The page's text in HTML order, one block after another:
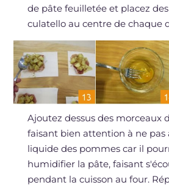
de pâte feuilletée et placez
culatello au centre de chaque
Ajoutez dessus des morceaux
faisant bien attention à ne
liquide des pommes car il
humidifier la pâte, faisant
pendant la cuisson au four.